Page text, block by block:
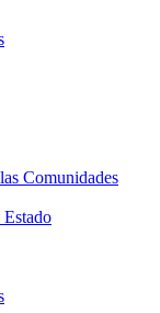
Comunidades